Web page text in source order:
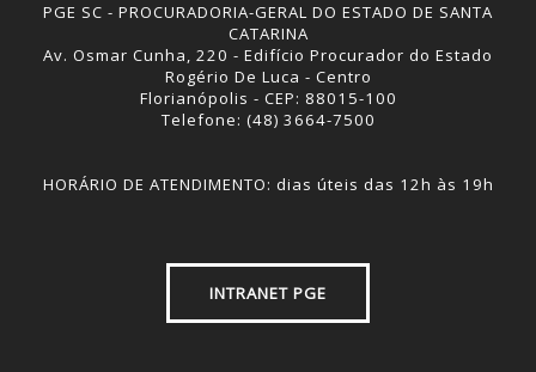
PGE SC - PROCURADORIA-GERAL DO ESTADO DE SANTA
CATARINA
Av. Osmar Cunha, 220 - Edifício Procurador do Estado
Rogério De Luca - Centro
Florianópolis - CEP: 88015-100
Telefone: (48) 3664-7500
HORÁRIO DE ATENDIMENTO: dias úteis das 12h às 19h
INTRANET PGE